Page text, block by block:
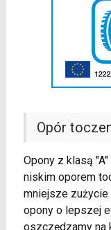
Opór
Opony z klasą
niskim oporem
mniejsze zużycie
opony o lepszej
oszczędzamy na